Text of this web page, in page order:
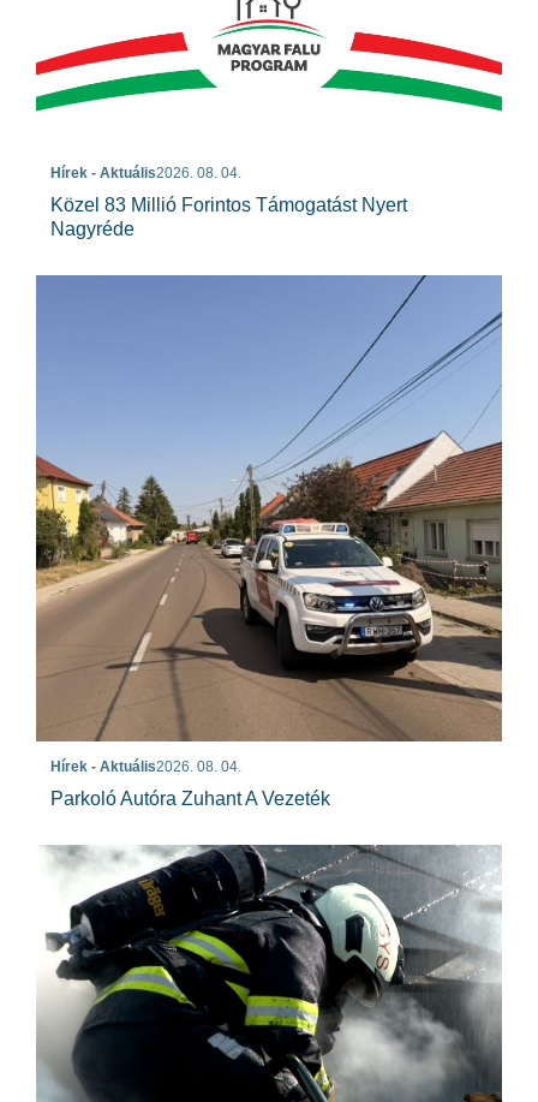
Hírek - Aktuális2026. 08. 04.
Közel 83 Millió Forintos Támogatást Nyert
Nagyréde
Hírek - Aktuális2026. 08. 04.
Parkoló Autóra Zuhant A Vezeték